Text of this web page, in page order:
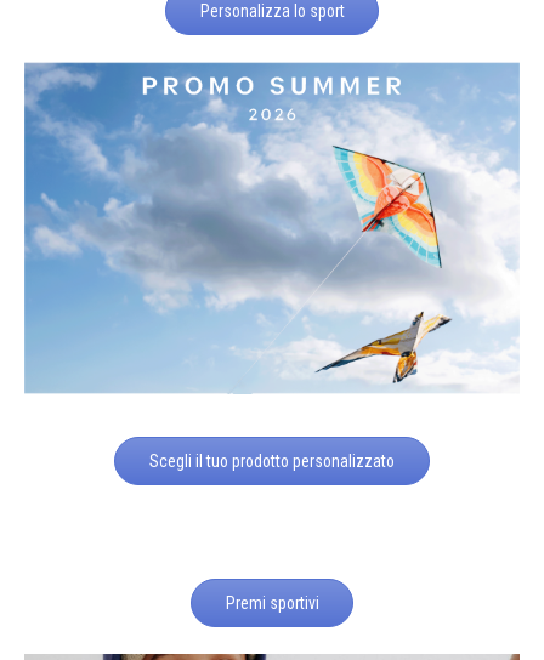
Personalizza lo sport
Scegli il tuo prodotto personalizzato
Premi sportivi